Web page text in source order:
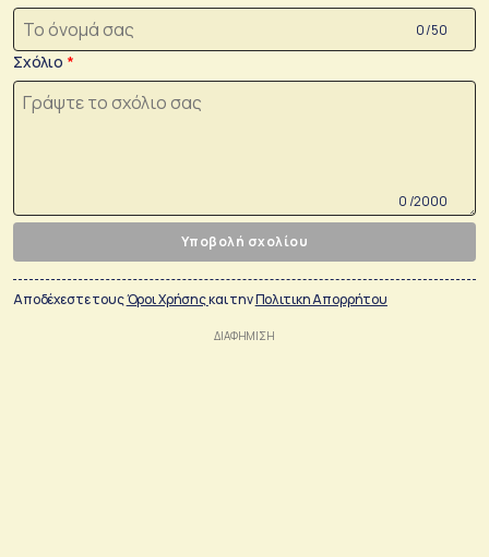
0 /50
Σχόλιο
0 /2000
Υποβολή σχολίου
Αποδέχεστε τουςΌροι Χρήσηςκαι τηνΠολιτικη Απορρήτου